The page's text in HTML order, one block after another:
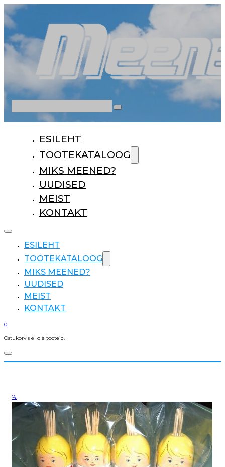
ESILEHT
TOOTEKATALOOG
MIKS MEENED?
UUDISED
MEIST
KONTAKT
ESILEHT
TOOTEKATALOOG
MIKS MEENED?
UUDISED
MEIST
KONTAKT
0
Ostukorvis ei ole tooteid.
🔍